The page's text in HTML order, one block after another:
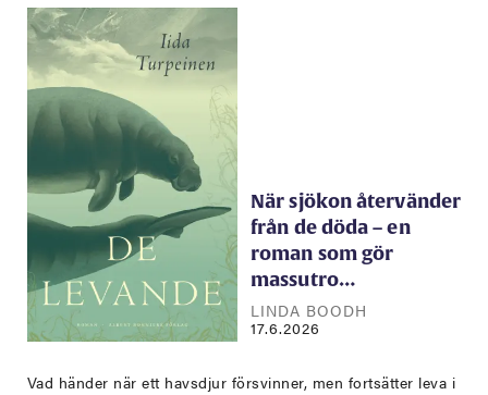
När sjökon återvänder
från de döda – en
roman som gör
massutro…
LINDA BOODH
17.6.2026
Vad händer när ett havsdjur försvinner, men fortsätter leva i